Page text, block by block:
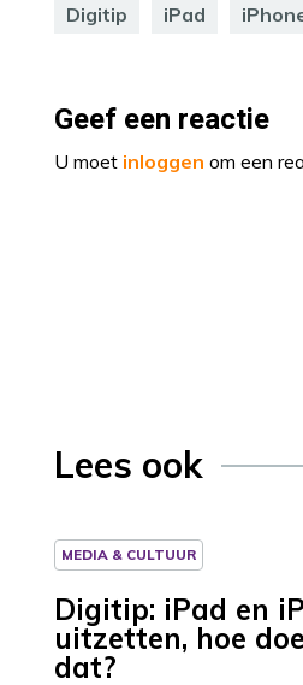
Digitip iPad
Geef een reactie
U moet inloggen om een
Lees ook
MEDIA & CULTUUR
Digitip: iPad en
uitzetten, hoe
dat?